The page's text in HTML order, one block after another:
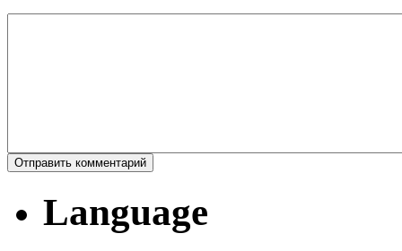
Language